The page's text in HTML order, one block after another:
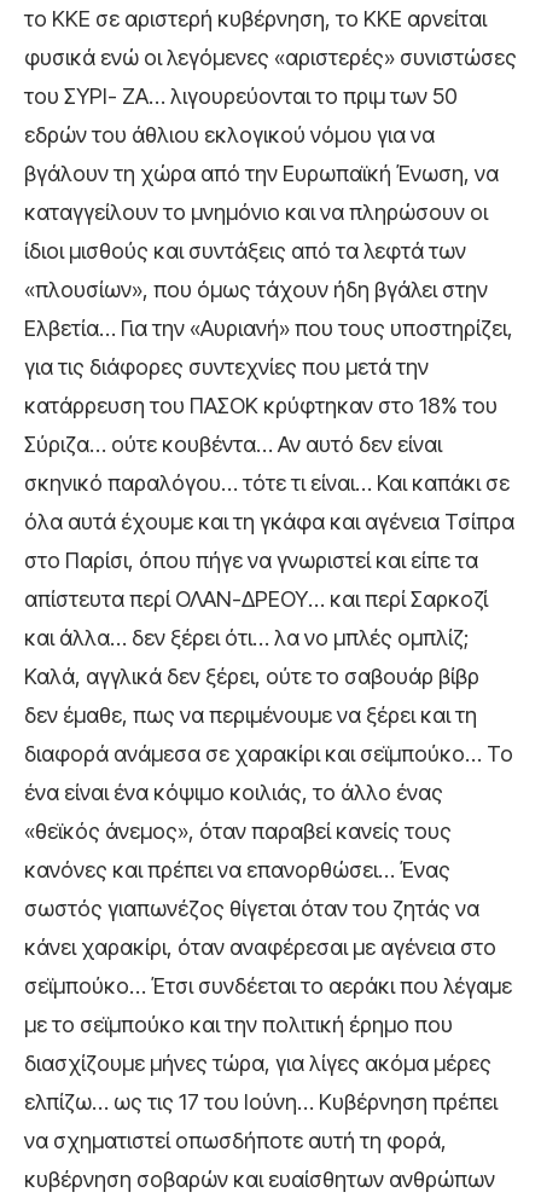
το ΚΚΕ σε αριστερή κυβέρνηση, το ΚΚΕ αρνείται
φυσικά ενώ οι λεγόμενες «αριστερές» συνιστώσες
του ΣΥΡΙ- ΖΑ… λιγουρεύονται το πριμ των 50
εδρών του άθλιου εκλογικού νόμου για να
βγάλουν τη χώρα από την Ευρωπαϊκή Ένωση, να
καταγγείλουν το μνημόνιο και να πληρώσουν οι
ίδιοι μισθούς και συντάξεις από τα λεφτά των
«πλουσίων», που όμως τάχουν ήδη βγάλει στην
Ελβετία… Για την «Αυριανή» που τους υποστηρίζει,
για τις διάφορες συντεχνίες που μετά την
κατάρρευση του ΠΑΣΟΚ κρύφτηκαν στο 18% του
Σύριζα… ούτε κουβέντα… Αν αυτό δεν είναι
σκηνικό παραλόγου… τότε τι είναι… Και καπάκι σε
όλα αυτά έχουμε και τη γκάφα και αγένεια Τσίπρα
στο Παρίσι, όπου πήγε να γνωριστεί και είπε τα
απίστευτα περί ΟΛΑΝ-ΔΡΕΟΥ… και περί Σαρκοζί
και άλλα… δεν ξέρει ότι… λα νο μπλές ομπλίζ;
Καλά, αγγλικά δεν ξέρει, ούτε το σαβουάρ βίβρ
δεν έμαθε, πως να περιμένουμε να ξέρει και τη
διαφορά ανάμεσα σε χαρακίρι και σεϊμπούκο… Το
ένα είναι ένα κόψιμο κοιλιάς, το άλλο ένας
«θεϊκός άνεμος», όταν παραβεί κανείς τους
κανόνες και πρέπει να επανορθώσει… Ένας
σωστός γιαπωνέζος θίγεται όταν του ζητάς να
κάνει χαρακίρι, όταν αναφέρεσαι με αγένεια στο
σεϊμπούκο… Έτσι συνδέεται το αεράκι που λέγαμε
με το σεϊμπούκο και την πολιτική έρημο που
διασχίζουμε μήνες τώρα, για λίγες ακόμα μέρες
ελπίζω… ως τις 17 του Ιούνη… Κυβέρνηση πρέπει
να σχηματιστεί οπωσδήποτε αυτή τη φορά,
κυβέρνηση σοβαρών και ευαίσθητων ανθρώπων